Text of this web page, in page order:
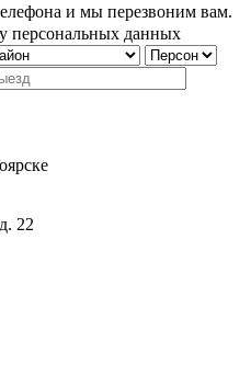
и мы перезвоним вам.
персональных данных
22